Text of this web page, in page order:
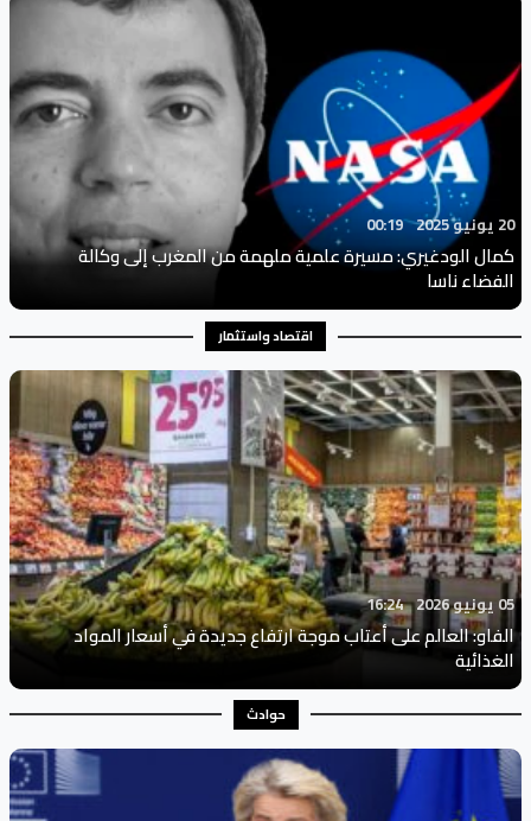
20 يونيو 2025 00:19
كمال الودغيري: مسيرة علمية ملهمة من المغرب إلى وكالة
الفضاء ناسا
اقتصاد واستثمار
05 يونيو 2026 16:24
الفاو: العالم على أعتاب موجة ارتفاع جديدة في أسعار المواد
الغذائية
حوادث